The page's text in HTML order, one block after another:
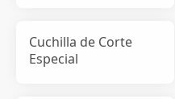
Cuchilla de Corte
Especial